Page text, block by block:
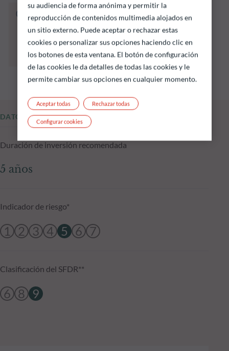
El fondo que se indica a continuación conlleva
un riesgo de pérdida de capital.
Las rentabilidades pasadas no garantizan
resultados futuros y no son constantes en el
tiempo
DATOS FUNDAMENTALES
Duración de inversión recomendada
5 años
Indicador de riesgo*
1 2 3 4 5 6 7
Clasificación del SFDR**
6 8 9
su audiencia de forma anónima y permitir la
reproducción de contenidos multimedia alojados en
un sitio externo. Puede aceptar o rechazar estas
cookies o personalizar sus opciones haciendo clic en
los botones de esta ventana. El botón de configuración
de las cookies le da detalles de todas las cookies y le
permite cambiar sus opciones en cualquier momento.
Rechazar todas
Aceptar todas
Configurar cookies